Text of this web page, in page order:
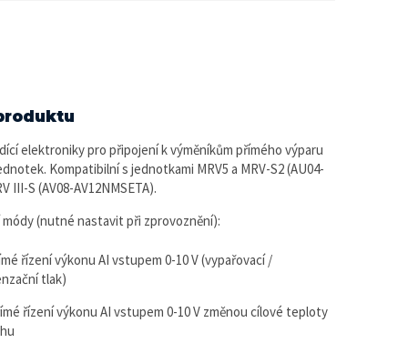
elektroniky pro připojení k výměníkům přímého výparu
Kompatibilní s jednotkami MRV5 a MRV-S2 (AU04-
III-S (AV08-AV12NMSETA).
módy (nutné nastavit při zprovoznění):
řízení výkonu AI vstupem 0-10 V (vypařovací /
tlak)
řízení výkonu AI vstupem 0-10 V změnou cílové teploty